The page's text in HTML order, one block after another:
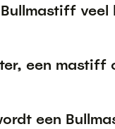
een mastiff
een